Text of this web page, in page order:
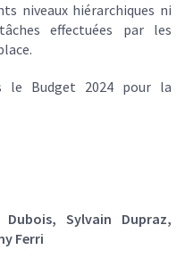
niveaux hiérarchiques ni
effectuées par les
le Budget 2024 pour la
Dubois, Sylvain Dupraz,
Ferri